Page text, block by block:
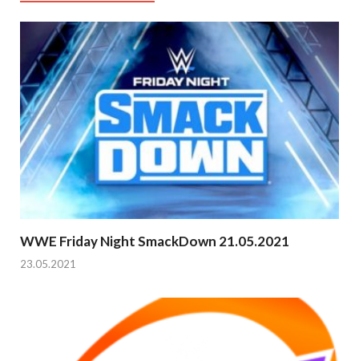
WWE Friday Night SmackDown 21.05.2021
23.05.2021